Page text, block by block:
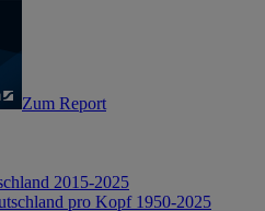
Zum Report
2015-2025
pro Kopf 1950-2025